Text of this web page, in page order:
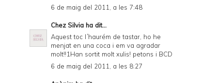
6 de maig del 2011, a les 7:48
Chez Silvia ha dit...
Aquest toc l´haurém de tastar, ho he
menjat en una coca i em va agradar
molt!!1Han sortit molt xulis! petons i BCD
6 de maig del 2011, a les 8:27